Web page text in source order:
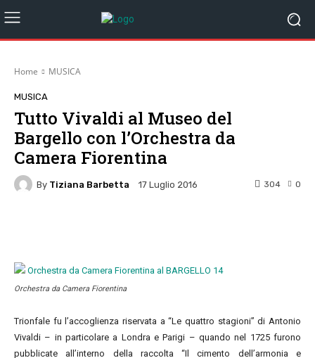
Home MUSICA
MUSICA
Tutto Vivaldi al Museo del
Bargello con l’Orchestra da
Camera Fiorentina
By Tiziana Barbetta 17 Luglio 2016 0
304
Orchestra da Camera Fiorentina
Trionfale fu l’accoglienza riservata a “Le quattro stagioni” di Antonio
Vivaldi – in particolare a Londra e Parigi – quando nel 1725 furono
pubblicate all’interno della raccolta “Il cimento dell’armonia e